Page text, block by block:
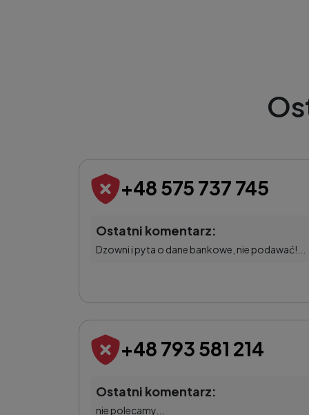
+48 575 737 745
Ostatni komentarz:
Dzowni i pyta o dane bankowe, nie podawać!...
+48 793 581 214
Ostatni komentarz:
nie polecamy...